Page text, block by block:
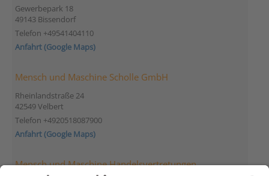
Gewerbepark 18
49143 Bissendorf
Telefon +49541404110
Anfahrt (Google Maps)
Mensch und Maschine Scholle GmbH
Rheinlandstraße 24
42549 Velbert
Telefon +4920518087900
Anfahrt (Google Maps)
Mensch und Maschine Handelsvertretungen